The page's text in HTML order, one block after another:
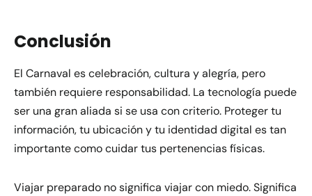
Conclusión
El Carnaval es celebración, cultura y alegría, pero
también requiere responsabilidad. La tecnología puede
ser una gran aliada si se usa con criterio. Proteger tu
información, tu ubicación y tu identidad digital es tan
importante como cuidar tus pertenencias físicas.
Viajar preparado no significa viajar con miedo. Significa